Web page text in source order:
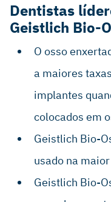
Dentistas
Geistlich Bio-
O osso
a maiores
implantes
colocados em
Geistlich Bio-
usado na
Geistlich Bio-